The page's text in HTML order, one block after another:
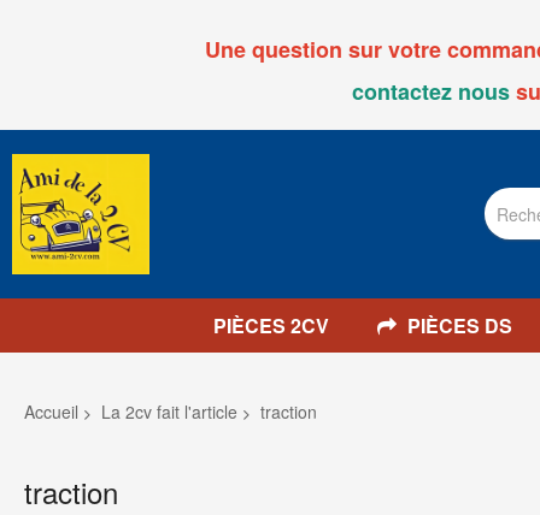
Une question sur votre
contactez nous
PIÈCES 2CV PIÈCES DS
Accueil La 2cv fait l'article traction
traction